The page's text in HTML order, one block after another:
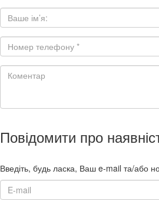
Повідомити про
Введіть, будь ласка, Ваш e-mail та/або